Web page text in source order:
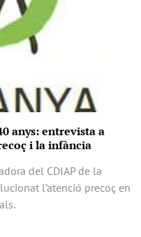
anys: entrevista a
i la infància
del CDIAP de la
l’atenció precoç en